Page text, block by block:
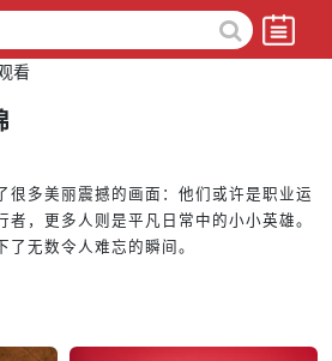
看
很多美丽震撼的画面：他们或许是职业运
，更多人则是平凡日常中的小小英雄。
无数令人难忘的瞬间。